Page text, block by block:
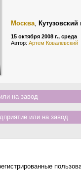
Москва, Кутузовский
15 октября 2008 г., среда
Автор: Артем Ковалевский
на завод
или на завод